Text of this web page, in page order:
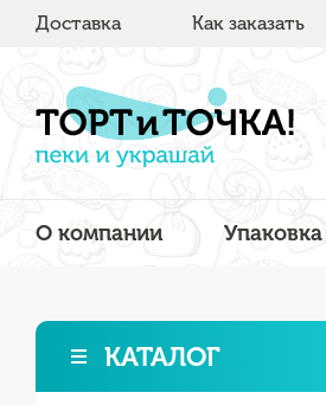
Доставка Как заказать
О компании
КАТАЛОГ